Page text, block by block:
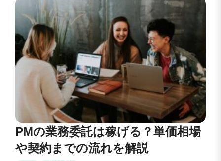
PMの業務委託は稼げる？単価相場
や契約までの流れを解説